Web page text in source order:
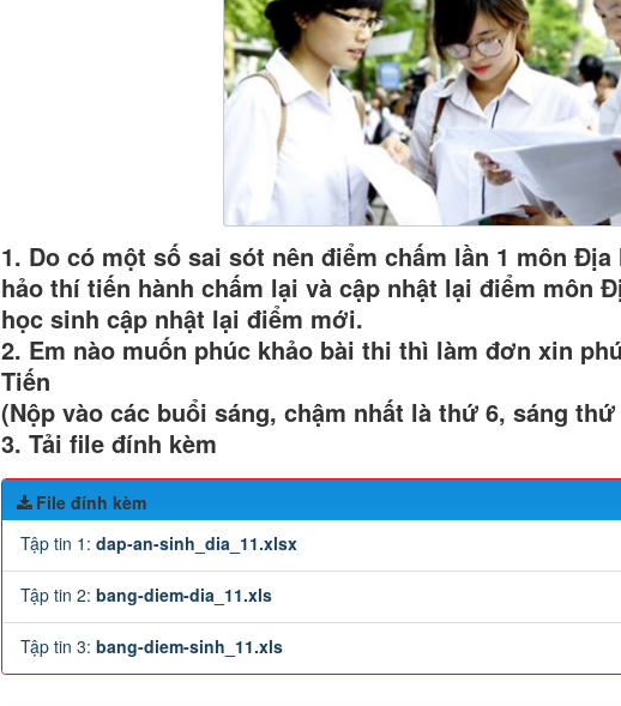
1. Do có một số sai sót nên điểm chấm lần 1 môn
hảo thí tiến hành chấm lại và cập nhật lại điểm môn
học sinh cập nhật lại điểm mới.
2. Em nào muốn phúc khảo bài thi thì làm đơn xin
Tiến
(Nộp vào các buổi sáng, chậm nhất là thứ 6, sáng
3. Tải file đính kèm
File đính kèm
Tập tin 1: dap-an-sinh_dia_11.xlsx
Tập tin 2: bang-diem-dia_11.xls
Tập tin 3: bang-diem-sinh_11.xls